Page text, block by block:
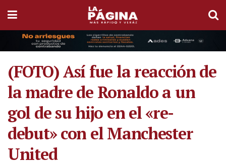
(FOTO) Así fue la reacción de
la madre de Ronaldo a un
gol de su hijo en el «re-
debut» con el Manchester
United